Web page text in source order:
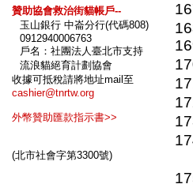
贊助協會救治街貓帳戶--
玉山銀行 中崙分行(代碼808)
0912940006763
戶名：社團法人臺北市支持
流浪貓絕育計劃協會
收據可抵稅請將地址mail至
cashier@tnrtw.org
外幣贊助匯款指示書>>
(北市社會字第3300號)